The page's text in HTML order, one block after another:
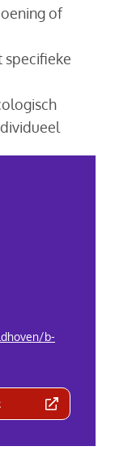
of
specifieke
b-
externe website)
naar een externe